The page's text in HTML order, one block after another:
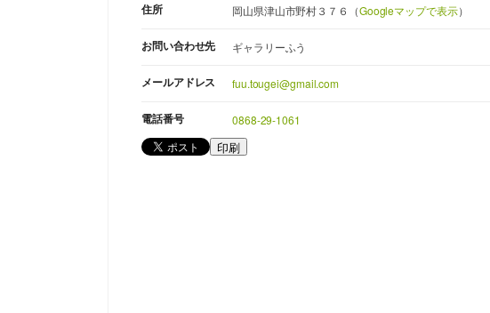
住所 岡山県津山市野村３７６（Googleマップで表示）
お問い合わせ先 ギャラリーふう
メールアドレス fuu.tougei@gmail.com
電話番号 0868-29-1061
印刷